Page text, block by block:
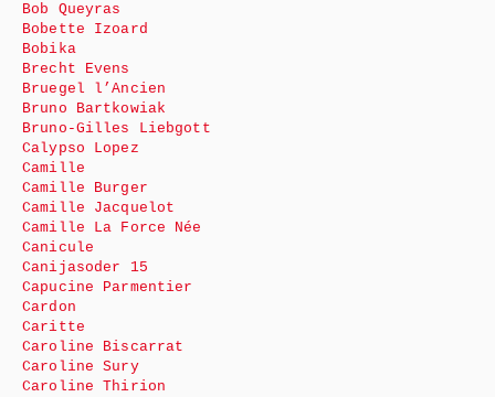
Bob Queyras
Bobette Izoard
Bobika
Brecht Evens
Bruegel l’Ancien
Bruno Bartkowiak
Bruno-Gilles Liebgott
Calypso Lopez
Camille
Camille Burger
Camille Jacquelot
Camille La Force Née
Canicule
Canijasoder 15
Capucine Parmentier
Cardon
Caritte
Caroline Biscarrat
Caroline Sury
Caroline Thirion